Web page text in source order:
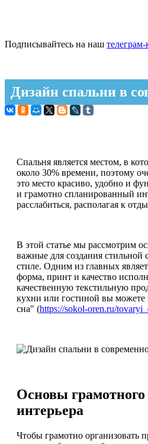
Подписывайтесь на наш
Дизайн спальни в
Спальня является местом, в
около 30% времени, поэтому
это место красиво, удобно и
и грамотно спланированный
расслабиться, располагая к
В этой статье мы рассмотрим
важные для создания стильной
стиле. Одним из главных
форма, принт и качество
качественную текстильную
кухни или гостиной вы можете
сна" (https://sokol-oren.ru/
Основы
интерьера
Чтобы грамотно организовать